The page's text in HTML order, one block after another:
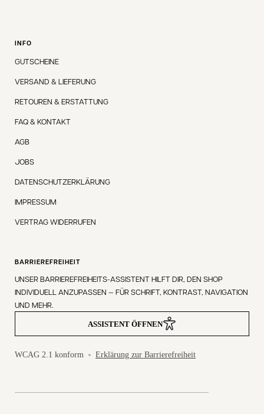
INFO
GUTSCHEINE
VERSAND & LIEFERUNG
RETOUREN & ERSTATTUNG
FAQ & KONTAKT
AGB
JOBS
DATENSCHUTZERKLÄRUNG
IMPRESSUM
VERTRAG WIDERRUFEN
BARRIEREFREIHEIT
UNSER BARRIEREFREIHEITS-ASSISTENT HILFT DIR, DEN SHOP
INDIVIDUELL ANZUPASSEN — FÜR SCHRIFT, KONTRAST, NAVIGATION
UND MEHR.
ASSISTENT ÖFFNEN
WCAG 2.1 konform Erklärung zur Barrierefreiheit